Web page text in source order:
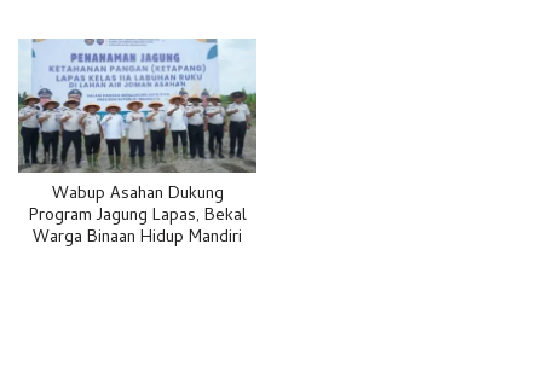
Wabup Asahan Dukung
Program Jagung Lapas, Bekal
Warga Binaan Hidup Mandiri